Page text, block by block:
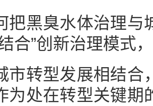
黑臭水体治理与
合”创新治理模式
转型发展相结合
为处在转型关键期